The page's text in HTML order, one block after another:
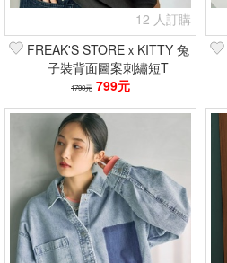
12 人訂購
FREAK'S STOREｘKITTY 兔
子裝背面圖案刺繡短T
1790元 799元